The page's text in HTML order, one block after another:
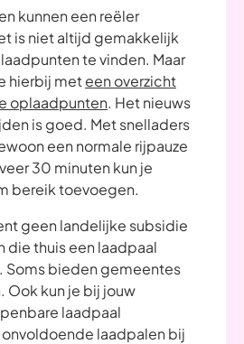
kunnen een reëler
is niet altijd gemakkelijk
te vinden. Maar
hierbij meteen overzicht
oplaadpunten. Het nieuws
is goed. Met snelladers
een normale rijpauze
30 minuten kun je
bereik toevoegen.
geen landelijke subsidie
die thuis een laadpaal
Soms bieden gemeentes
Ook kun je bij jouw
laadpaal
onvoldoende laadpalen bij